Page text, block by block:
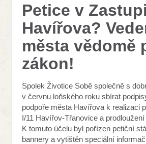
Petice v
Havířova?
města vědomě
zákon!
Spolek Životice Sobě společně s
v červnu loňského roku sbírat
podpoře města Havířova k realizaci
I/11 Havířov-Třanovice a
K tomuto účelu byl pořízen petiční
bannery a vytištěn speciální